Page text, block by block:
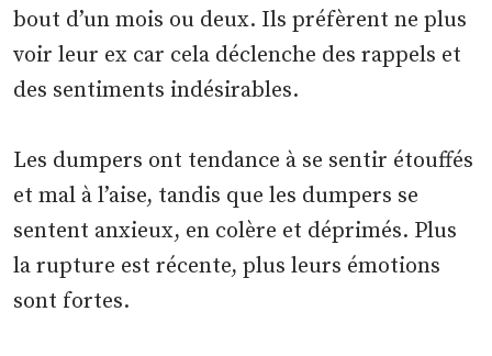
bout d’un mois ou deux. Ils préfèrent ne plus
voir leur ex car cela déclenche des rappels et
des sentiments indésirables.
Les dumpers ont tendance à se sentir étouffés
et mal à l’aise, tandis que les dumpers se
sentent anxieux, en colère et déprimés. Plus
la rupture est récente, plus leurs émotions
sont fortes.